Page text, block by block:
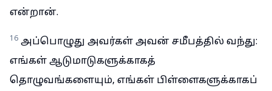
என்றான்.
16 அப்பொழுது அவர்கள் அவன் சமீபத்தில் வந்து:
எங்கள் ஆடுமாடுகளுக்காகத்
தொழுவங்களையும், எங்கள் பிள்ளைகளுக்காகப்